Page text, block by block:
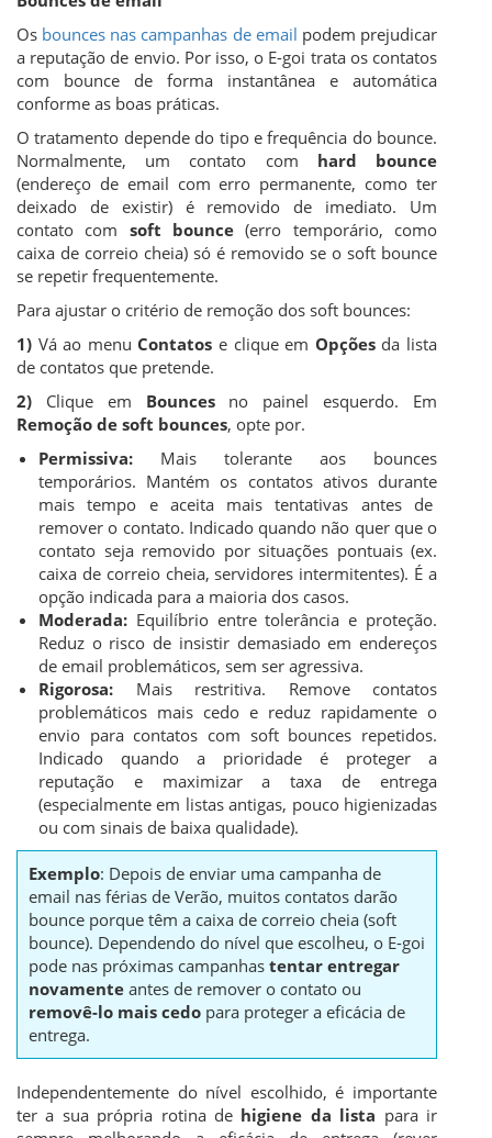
Os bounces nas campanhas de email podem prejudicar
a reputação de envio. Por isso, o E-goi trata os contatos
com bounce de forma instantânea e automática
conforme as boas práticas.
O tratamento depende do tipo e frequência do bounce.
Normalmente, um contato com hard bounce
(endereço de email com erro permanente, como ter
deixado de existir) é removido de imediato. Um
contato com soft bounce (erro temporário, como
caixa de correio cheia) só é removido se o soft bounce
se repetir frequentemente.
Para ajustar o critério de remoção dos soft bounces:
1) Vá ao menu Contatos e clique em Opçõesda lista
de contatos que pretende.
2) Clique em Bouncesno painel esquerdo. Em
Remoção de soft bounces, opte por.
Permissiva: Mais tolerante aos bounces
temporários. Mantém os contatos ativos durante
mais tempo e aceita mais tentativas antes de
remover o contato. Indicado quando não quer que o
contato seja removido por situações pontuais (ex.
caixa de correio cheia, servidores intermitentes). É a
opção indicada para a maioria dos casos.
Moderada: Equilíbrio entre tolerância e proteção.
Reduz o risco de insistir demasiado em endereços
de email problemáticos, sem ser agressiva.
Rigorosa: Mais restritiva. Remove contatos
problemáticos mais cedo e reduz rapidamente o
envio para contatos com soft bounces repetidos.
Indicado quando a prioridade é proteger a
reputação e maximizar a taxa de entrega
(especialmente em listas antigas, pouco higienizadas
ou com sinais de baixa qualidade).
Exemplo: Depois de enviar uma campanha de
email nas férias de Verão, muitos contatos darão
bounce porque têm a caixa de correio cheia (soft
bounce). Dependendo do nível que escolheu, o E-goi
pode nas próximas campanhas tentar entregar
novamente antes de remover o contato ou
removê-lo mais cedo para proteger a eficácia de
entrega.
Independentemente do nível escolhido, é importante
ter a sua própria rotina de higiene da lista para ir